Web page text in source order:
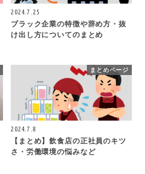
2024.7.25
ブラック企業の特徴や辞め方・抜
け出し方についてのまとめ
まとめページ
2024.7.8
【まとめ】飲食店の正社員のキツ
さ・労働環境の悩みなど